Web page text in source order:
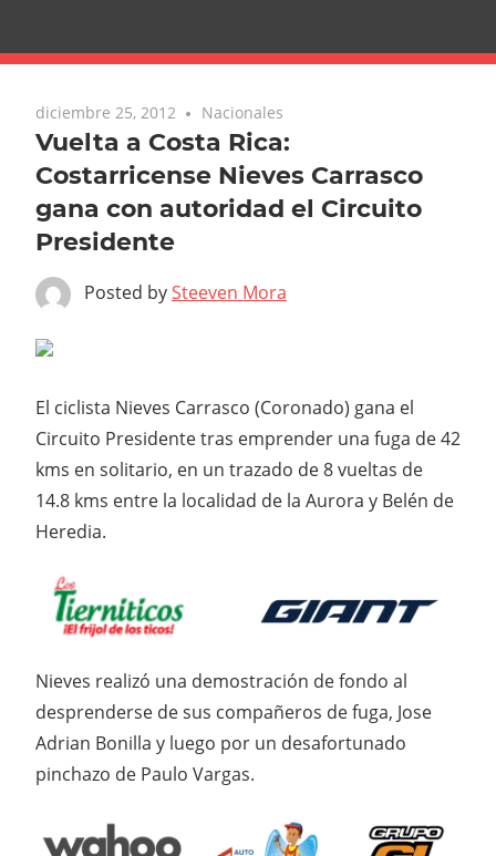
diciembre 25, 2012 Nacionales
Vuelta a Costa Rica:
Costarricense Nieves Carrasco
gana con autoridad el Circuito
Presidente
Posted bySteeven Mora
El ciclista Nieves Carrasco (Coronado) gana el
Circuito Presidente tras emprender una fuga de 42
kms en solitario, en un trazado de 8 vueltas de
14.8 kms entre la localidad de la Aurora y Belén de
Heredia.
Nieves realizó una demostración de fondo al
desprenderse de sus compañeros de fuga, Jose
Adrian Bonilla y luego por un desafortunado
pinchazo de Paulo Vargas.